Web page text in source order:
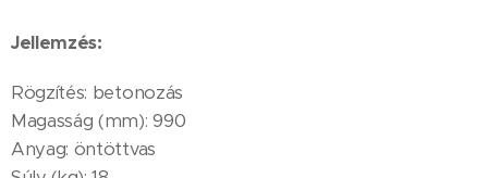
Jellemzés:
Rögzítés: betonozás
Magasság (mm): 990
Anyag: öntöttvas